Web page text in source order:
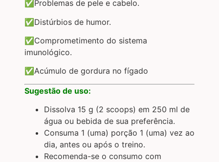
✅Problemas de pele e cabelo.
✅Distúrbios de humor.
✅Comprometimento do sistema
imunológico.
✅Acúmulo de gordura no fígado
Sugestão de uso:
Dissolva 15 g (2 scoops) em 250 ml de
água ou bebida de sua preferência.
Consuma 1 (uma) porção 1 (uma) vez ao
dia, antes ou após o treino.
Recomenda-se o consumo com